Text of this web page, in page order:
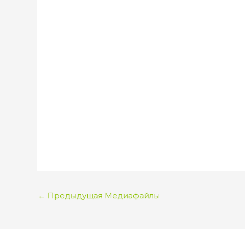
← Предыдущая Медиафайлы